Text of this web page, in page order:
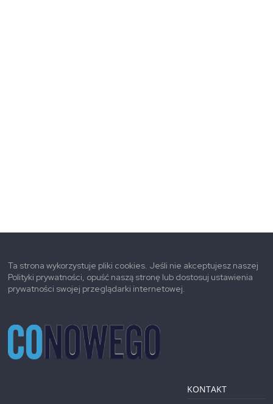
Ta strona wykorzystuje pliki cookies. Jeśli nie akceptujesz naszej
Polityki prywatności, opuść naszą stronę lub dostosuj ustawienia
prywatności swojej przeglądarki internetowej.
KONTAKT